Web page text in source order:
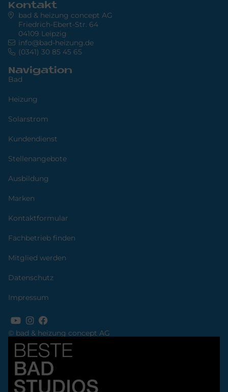
© bad & heizung concept AG
Kontakt
bad & heizung concept AG
Friedrich-Ebert-Str. 64
04109 Leipzig
info@bad-heizung.de
(0341) 30 85 45 65
Navigation
Bad
Heizung
Solarstrom
Kundendienst
Stellenangebote
Ausbildung
Marken
Kontaktformular
Fachbetrieb finden
Mitglied werden
Datenschutz
Impressum